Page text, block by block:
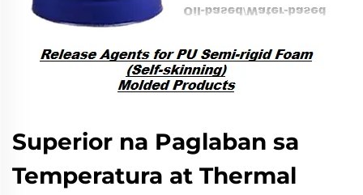
Superior na Paglaban sa
Temperatura at Thermal